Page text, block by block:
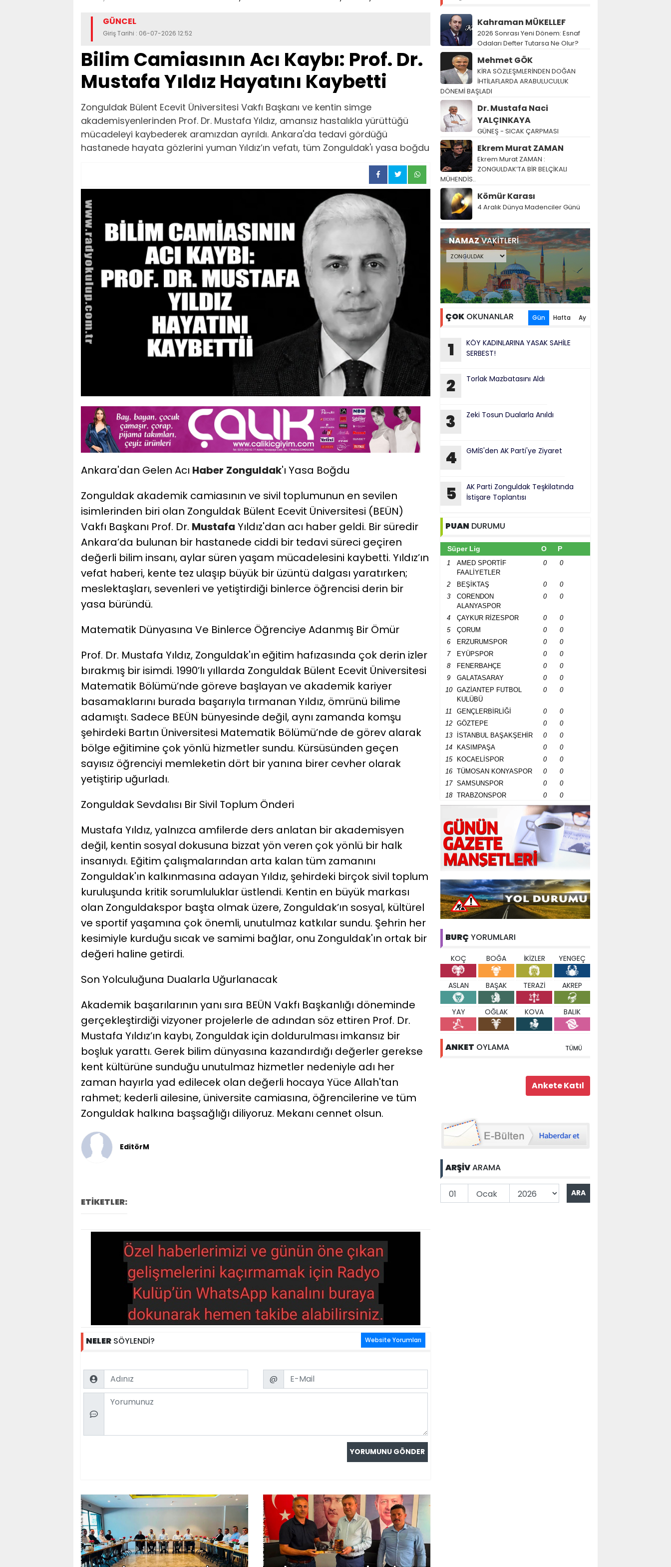
GÜNCEL
Giriş Tarihi : 06-07-2026 12:52
Bilim Camiasının Acı Kaybı: Prof. Dr.
Mustafa Yıldız Hayatını Kaybetti
​Zonguldak Bülent Ecevit Üniversitesi Vakfı Başkanı ve kentin simge
akademisyenlerinden Prof. Dr. Mustafa Yıldız, amansız hastalıkla yürüttüğü
mücadeleyi kaybederek aramızdan ayrıldı. Ankara'da tedavi gördüğü
hastanede hayata gözlerini yuman Yıldız’ın vefatı, tüm Zonguldak'ı yasa boğdu
Ankara'dan Gelen Acı Haber Zonguldak'ı Yasa Boğdu
​Zonguldak akademik camiasının ve sivil toplumunun en sevilen
isimlerinden biri olan Zonguldak Bülent Ecevit Üniversitesi (BEÜN)
Vakfı Başkanı Prof. Dr. Mustafa Yıldız'dan acı haber geldi. Bir süredir
Ankara’da bulunan bir hastanede ciddi bir tedavi süreci geçiren
değerli bilim insanı, aylar süren yaşam mücadelesini kaybetti. Yıldız’ın
vefat haberi, kente tez ulaşıp büyük bir üzüntü dalgası yaratırken;
meslektaşları, sevenleri ve yetiştirdiği binlerce öğrencisi derin bir
yasa büründü.
​Matematik Dünyasına Ve Binlerce Öğrenciye Adanmış Bir Ömür
​Prof. Dr. Mustafa Yıldız, Zonguldak'ın eğitim hafızasında çok derin izler
bırakmış bir isimdi. 1990’lı yıllarda Zonguldak Bülent Ecevit Üniversitesi
Matematik Bölümü’nde göreve başlayan ve akademik kariyer
basamaklarını burada başarıyla tırmanan Yıldız, ömrünü bilime
adamıştı. Sadece BEÜN bünyesinde değil, aynı zamanda komşu
şehirdeki Bartın Üniversitesi Matematik Bölümü’nde de görev alarak
bölge eğitimine çok yönlü hizmetler sundu. Kürsüsünden geçen
sayısız öğrenciyi memleketin dört bir yanına birer cevher olarak
yetiştirip uğurladı.
​Zonguldak Sevdalısı Bir Sivil Toplum Önderi
​Mustafa Yıldız, yalnızca amfilerde ders anlatan bir akademisyen
değil, kentin sosyal dokusuna bizzat yön veren çok yönlü bir halk
insanıydı. Eğitim çalışmalarından arta kalan tüm zamanını
Zonguldak'ın kalkınmasına adayan Yıldız, şehirdeki birçok sivil toplum
kuruluşunda kritik sorumluluklar üstlendi. Kentin en büyük markası
olan Zonguldakspor başta olmak üzere, Zonguldak’ın sosyal, kültürel
ve sportif yaşamına çok önemli, unutulmaz katkılar sundu. Şehrin her
kesimiyle kurduğu sıcak ve samimi bağlar, onu Zonguldak'ın ortak bir
değeri haline getirdi.
​Son Yolculuğuna Dualarla Uğurlanacak
​Akademik başarılarının yanı sıra BEÜN Vakfı Başkanlığı döneminde
gerçekleştirdiği vizyoner projelerle de adından söz ettiren Prof. Dr.
Mustafa Yıldız’ın kaybı, Zonguldak için doldurulması imkansız bir
boşluk yarattı. Gerek bilim dünyasına kazandırdığı değerler gerekse
kent kültürüne sunduğu unutulmaz hizmetler nedeniyle adı her
zaman hayırla yad edilecek olan değerli hocaya Yüce Allah'tan
rahmet; kederli ailesine, üniversite camiasına, öğrencilerine ve tüm
Zonguldak halkına başsağlığı diliyoruz. Mekanı cennet olsun.
EditörM
ETİKETLER:
NELER SÖYLENDİ? Website Yorumları
Name Email
@
Comment
Kahraman MÜKELLEF
2026 Sonrası Yeni Dönem: Esnaf
Odaları Defter Tutarsa Ne Olur?
Mehmet GÖK
KİRA SÖZLEŞMLERİNDEN DOĞAN
İHTİLAFLARDA ARABULUCULUK
DÖNEMİ BAŞLADI
Dr. Mustafa Naci
YALÇINKAYA
GÜNEŞ - SICAK ÇARPMASI
Ekrem Murat ZAMAN
Ekrem Murat ZAMAN :
ZONGULDAK’TA BİR BELÇİKALI
MÜHENDİS..
Kömür Karası
4 Aralık Dünya Madenciler Günü
NAMAZVAKİTLERİ
ÇOK OKUNANLAR Gün Hafta Ay
1
KÖY KADINLARINA YASAK SAHİLE
SERBEST!
2 Torlak Mazbatasını Aldı
3 Zeki Tosun Dualarla Anıldı
4 GMİS'den AK Parti'ye Ziyaret
5
AK Parti Zonguldak Teşkilatında
İstişare Toplantısı
PUAN DURUMU
Süper Lig O P
1
AMED SPORTİF
FAALİYETLER
0 0
2 BEŞİKTAŞ 0
0
3
CORENDON
ALANYASPOR
0 0
4 ÇAYKUR RİZESPOR 0
0
5
ÇORUM 0
0
6
ERZURUMSPOR 0
0
7
EYÜPSPOR 0
0
8
FENERBAHÇE 0
0
9
GALATASARAY 0
0
10
GAZİANTEP FUTBOL
KULÜBÜ
0 0
11 GENÇLERBİRLİĞİ 0
0
12
GÖZTEPE 0
0
13
İSTANBUL BAŞAKŞEHİR 0
0
14
KASIMPAŞA 0
0
15
KOCAELİSPOR 0
0
16
TÜMOSAN KONYASPOR 0
0
17
SAMSUNSPOR 0
0
18
TRABZONSPOR 0 0
BURÇ YORUMLARI
KOÇ BOĞA İKİZLER YENGEÇ
ASLAN BAŞAK TERAZİ AKREP
YAY OĞLAK KOVA BALIK
ANKET OYLAMA TÜMÜ
ARŞİVARAMA